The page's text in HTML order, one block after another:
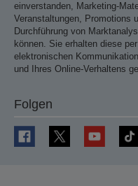
einverstanden, Marketing-
Veranstaltungen, Promotions
Durchführung von
können. Sie erhalten diese
elektronischen
und Ihres Online-Verhaltens
Folgen